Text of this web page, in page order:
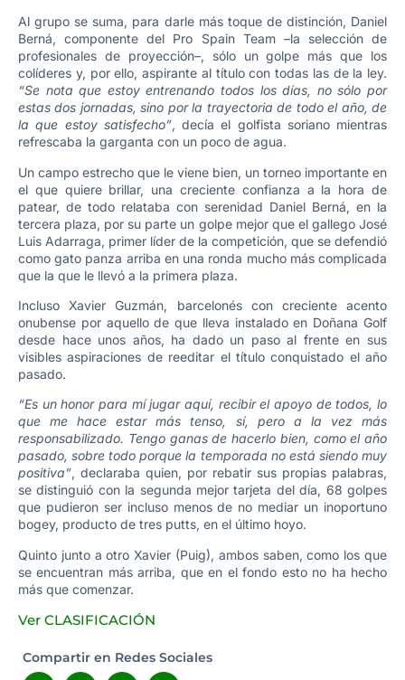
Al grupo se suma, para darle más toque de distinción, Daniel
Berná, componente del Pro Spain Team –la selección de
profesionales de proyección–, sólo un golpe más que los
colíderes y, por ello, aspirante al título con todas las de la ley.
“Se nota que estoy entrenando todos los días, no sólo por
estas dos jornadas, sino por la trayectoria de todo el año, de
la que estoy satisfecho”, decía el golfista soriano mientras
refrescaba la garganta con un poco de agua.
Un campo estrecho que le viene bien, un torneo importante en
el que quiere brillar, una creciente confianza a la hora de
patear, de todo relataba con serenidad Daniel Berná, en la
tercera plaza, por su parte un golpe mejor que el gallego José
Luis Adarraga, primer líder de la competición, que se defendió
como gato panza arriba en una ronda mucho más complicada
que la que le llevó a la primera plaza.
Incluso Xavier Guzmán, barcelonés con creciente acento
onubense por aquello de que lleva instalado en Doñana Golf
desde hace unos años, ha dado un paso al frente en sus
visibles aspiraciones de reeditar el título conquistado el año
pasado.
“Es un honor para mí jugar aquí, recibir el apoyo de todos, lo
que me hace estar más tenso, sí, pero a la vez más
responsabilizado. Tengo ganas de hacerlo bien, como el año
pasado, sobre todo porque la temporada no está siendo muy
positiva”, declaraba quien, por rebatir sus propias palabras,
se distinguió con la segunda mejor tarjeta del día, 68 golpes
que pudieron ser incluso menos de no mediar un inoportuno
bogey, producto de tres putts, en el último hoyo.
Quinto junto a otro Xavier (Puig), ambos saben, como los que
se encuentran más arriba, que en el fondo esto no ha hecho
más que comenzar.
Ver CLASIFICACIÓN
Compartir en Redes Sociales